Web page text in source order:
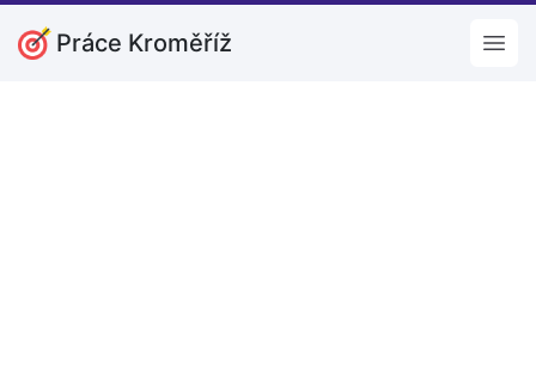
Práce Kroměříž